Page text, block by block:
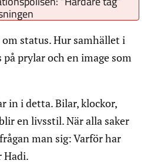
om status. Hur samhället i
prylar och en image som
in i detta. Bilar, klockor,
en livsstil. När alla saker
man sig: Varför har
Hadi.